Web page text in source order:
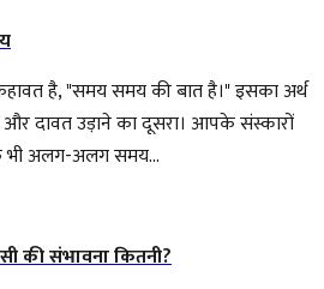
है, "समय समय की बात है।" इसका अर्थ
दावत उड़ाने का दूसरा। आपके संस्कारों
भी अलग-अलग समय...
की संभावना कितनी?